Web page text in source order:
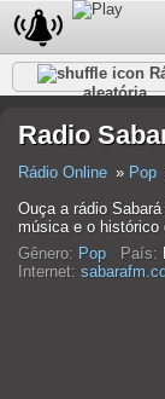
aleatória
Rap
Falk
Radio
Rádio Online Pop
Ouça a rádio
música e o
Gênero: Pop País:
Internet: